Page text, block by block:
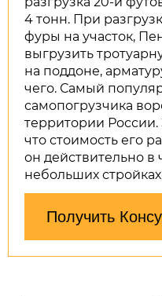
4 тонн. При
фуры на участок,
выгрузить
на поддоне,
чего. Самый
самопогрузчика
территории России.
что стоимость его
он действительно в
небольших
Получить